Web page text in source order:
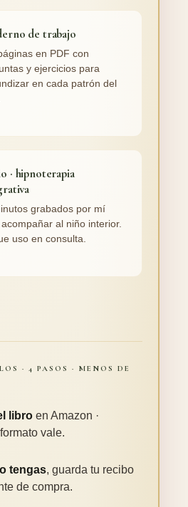
de trabajo
en PDF con
y ejercicios para
en cada patrón del
· hipnoterapia
grabados por mí
al niño interior.
uso en consulta.
· 4 PASOS · MENOS DE
libro en Amazon ·
vale.
tengas, guarda tu recibo
de compra.